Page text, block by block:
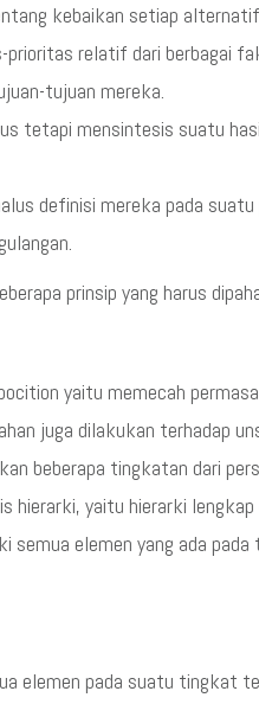
kebaikan setiap
prioritas relatif dari berbagai
tujuan mereka.
tetapi mensintesis suatu
definisi mereka pada suatu
prinsip yang harus
yaitu memecah
juga dilakukan terhadap
beberapa tingkatan dari
hierarki, yaitu hierarki
semua elemen yang ada
elemen pada suatu tingkat